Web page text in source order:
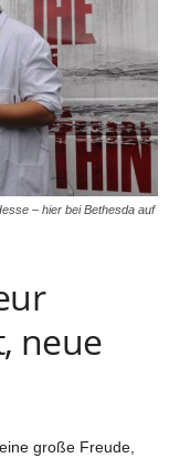
– hier bei Bethesda auf
neue
große Freude,